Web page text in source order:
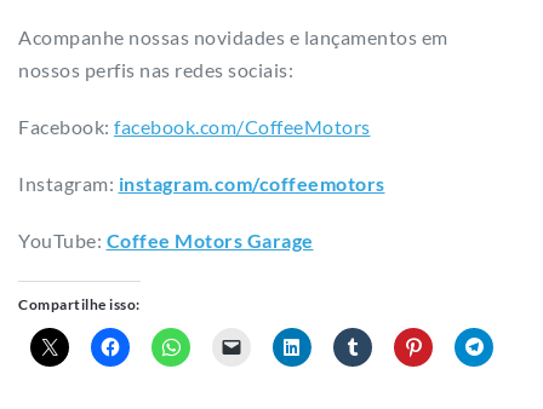
Acompanhe nossas novidades e lançamentos em
nossos perfis nas redes sociais:
Facebook: facebook.com/CoffeeMotors
Instagram: instagram.com/coffeemotors​
YouTube: Coffee Motors Garage
Compartilhe isso: